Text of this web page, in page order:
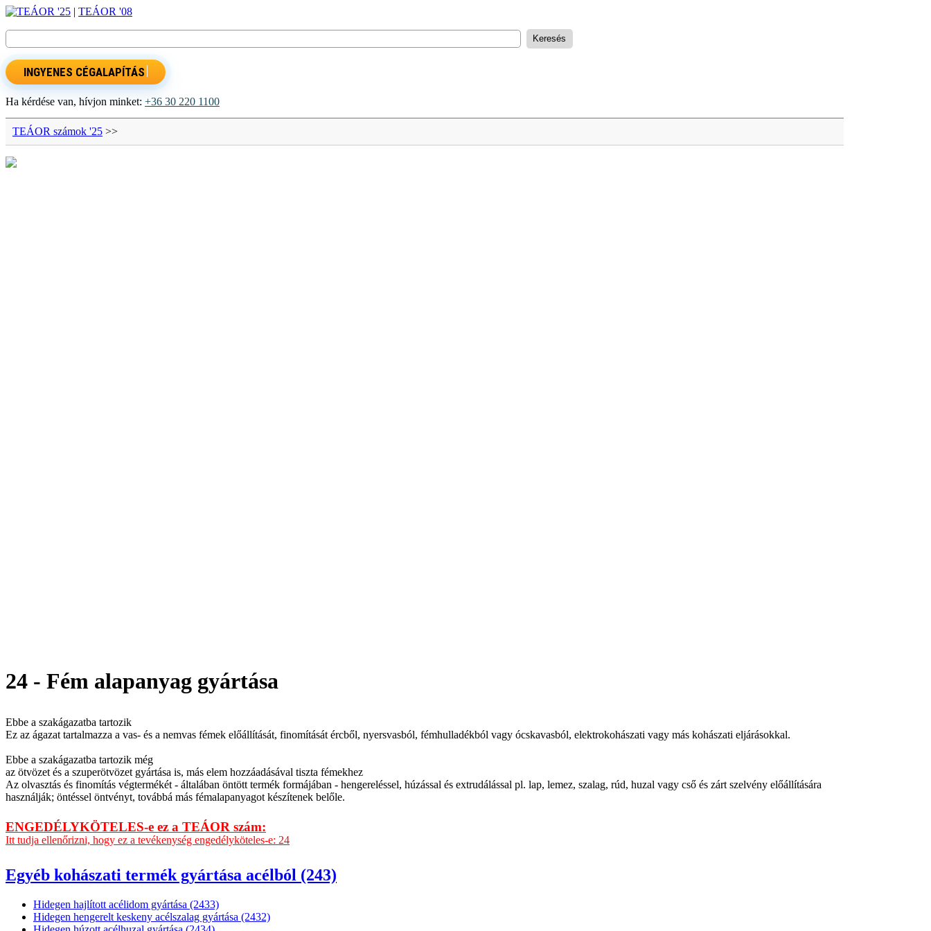
TEÁOR '25 | TEÁOR '08
INGYENES CÉGALAPÍTÁS
Ha kérdése van, hívjon minket: +36 30 220 1100
TEÁOR számok '25 >>
24 - Fém alapanyag gyártása
Ebbe a szakágazatba tartozik
Ez az ágazat tartalmazza a vas- és a nemvas fémek előállítását, finomítását ércből, nyersvasból, fémhulladékból vagy ócskavasból, elektrokohászati vagy más kohászati eljárásokkal.
Ebbe a szakágazatba tartozik még
az ötvözet és a szuperötvözet gyártása is, más elem hozzáadásával tiszta fémekhez
Az olvasztás és finomítás végtermékét - általában öntött termék formájában - hengereléssel, húzással és extrudálással pl. lap, lemez, szalag, rúd, huzal vagy cső és zárt szelvény előállítására
használják; öntéssel öntvényt, továbbá más fémalapanyagot készítenek belőle.
ENGEDÉLYKÖTELES-e ez a TEÁOR szám:
Itt tudja ellenőrizni, hogy ez a tevékenység engedélyköteles-e: 24
Egyéb kohászati termék gyártása acélból (243)
Hidegen hajlított acélidom gyártása (2433)
Hidegen hengerelt keskeny acélszalag gyártása (2432)